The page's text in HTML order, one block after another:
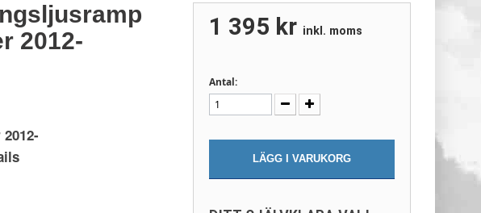
2012-
1 395 kr inkl. moms
Antal:
LÄGG I VARUKORG